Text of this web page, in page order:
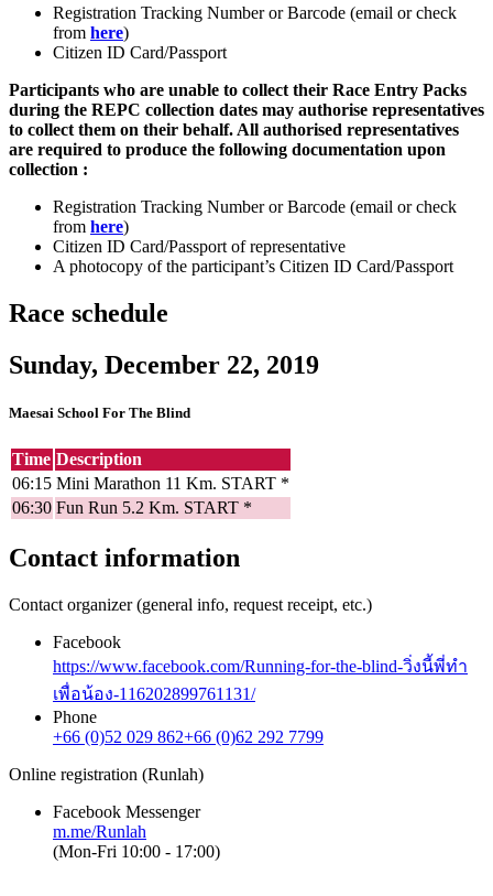
Registration Tracking Number or Barcode (email or check
from here)
Citizen ID Card/Passport
Participants who are unable to collect their Race Entry Packs
during the REPC collection dates may authorise representatives
to collect them on their behalf. All authorised representatives
are required to produce the following documentation upon
collection :
Registration Tracking Number or Barcode (email or check
from here)
Citizen ID Card/Passport of representative
A photocopy of the participant’s Citizen ID Card/Passport
Race schedule
Sunday, December 22, 2019
Maesai School For The Blind
Time Description
06:15 Mini Marathon 11 Km. START *
06:30 Fun Run 5.2 Km. START *
Contact information
Contact organizer (general info, request receipt, etc.)
Facebook
https://www.facebook.com/Running-for-the-blind-วิ่งนี้พี่ทำ
เพื่อน้อง-116202899761131/
Phone
+66 (0)52 029 862+66 (0)62 292 7799
Online registration (Runlah)
Facebook Messenger
m.me/Runlah
(Mon-Fri 10:00 - 17:00)